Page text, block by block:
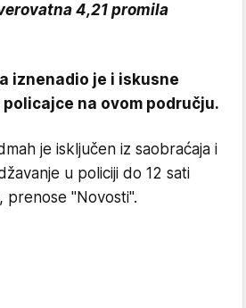
4,21 promila
iznenadio je i iskusne
na ovom području.
je isključen iz saobraćaja i
u policiji do 12 sati
prenose "Novosti".